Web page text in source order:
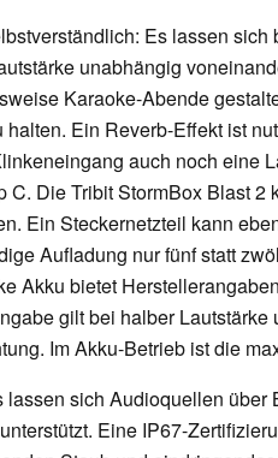
Es lassen
unabhängig
Karaoke-Abende
halten. Ein Reverb-Effekt ist
auch noch eine
C. Die Tribit StormBox Blast
Ein Steckernetzteil kann
Aufladung nur fünf statt
Akku bietet
gilt bei halber
Im Akku-Betrieb ist die
lassen sich Audioquellen
Eine IP67-